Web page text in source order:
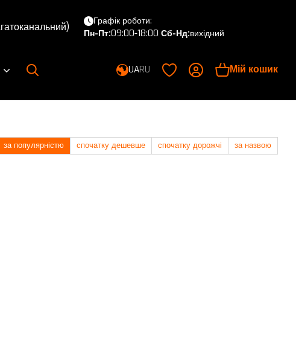
Графік роботи:
Пн-Пт:09:00-18:00 Сб-Нд:вихідний
UARU Мій кошик
за популярністю спочатку дешевше спочатку дорожчі за назвою